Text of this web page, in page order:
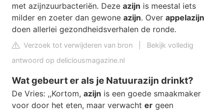
met azijnzuurbacteriën. Deze azijn is meestal iets
milder en zoeter dan gewone azijn. Over appelazijn
doen allerlei gezondheidsverhalen de ronde.
Verzoek tot verwijderen van bron
Bekijk volledig
antwoord op deliciousmagazine.nl
Wat gebeurt er als je Natuurazijn drinkt?
De Vries: ,,Kortom, azijn is een goede smaakmaker
voor door het eten, maar verwacht er geen